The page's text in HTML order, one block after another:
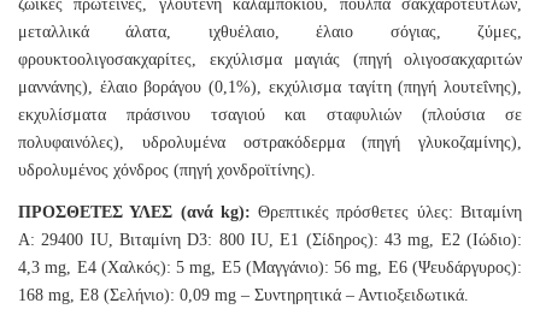
ζωικές πρωτεΐνες, γλουτένη καλαμποκιού, πούλπα σακχαροτεύτλων,
μεταλλικά άλατα, ιχθυέλαιο, έλαιο σόγιας, ζύμες,
φρουκτοολιγοσακχαρίτες, εκχύλισμα μαγιάς (πηγή ολιγοσακχαριτών
μαννάνης), έλαιο βοράγου (0,1%), εκχύλισμα ταγίτη (πηγή λουτεΐνης),
εκχυλίσματα πράσινου τσαγιού και σταφυλιών (πλούσια σε
πολυφαινόλες), υδρολυμένα οστρακόδερμα (πηγή γλυκοζαμίνης),
υδρολυμένος χόνδρος (πηγή χονδροϊτίνης).
ΠΡΟΣΘΕΤΕΣ ΥΛΕΣ (ανά kg): Θρεπτικές πρόσθετες ύλες: Βιταμίνη
A: 29400 IU, Βιταμίνη D3: 800 IU, E1 (Σίδηρος): 43 mg, E2 (Ιώδιο):
4,3 mg, E4 (Χαλκός): 5 mg, E5 (Μαγγάνιο): 56 mg, E6 (Ψευδάργυρος):
168 mg, E8 (Σελήνιο): 0,09 mg – Συντηρητικά – Αντιοξειδωτικά.